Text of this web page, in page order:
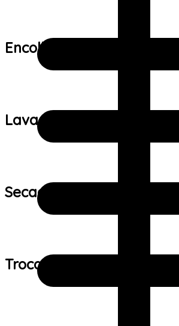
Encolhimento:
Lavagem:
Secagem:
Trocas e devoluções: